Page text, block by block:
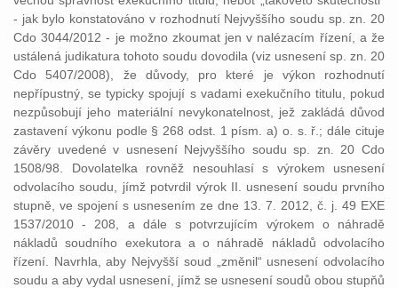
- jak bylo konstatováno v rozhodnutí Nejvyššího soudu sp. zn. 20
Cdo 3044/2012 - je možno zkoumat jen v nalézacím řízení, a že
ustálená judikatura tohoto soudu dovodila (viz usnesení sp. zn. 20
Cdo 5407/2008), že důvody, pro které je výkon rozhodnutí
nepřípustný, se typicky spojují s vadami exekučního titulu, pokud
nezpůsobují jeho materiální nevykonatelnost, jež zakládá důvod
zastavení výkonu podle § 268 odst. 1 písm. a) o. s. ř.; dále cituje
závěry uvedené v usnesení Nejvyššího soudu sp. zn. 20 Cdo
1508/98. Dovolatelka rovněž nesouhlasí s výrokem usnesení
odvolacího soudu, jímž potvrdil výrok II. usnesení soudu prvního
stupně, ve spojení s usnesením ze dne 13. 7. 2012, č. j. 49 EXE
1537/2010 - 208, a dále s potvrzujícím výrokem o náhradě
nákladů soudního exekutora a o náhradě nákladů odvolacího
řízení. Navrhla, aby Nejvyšší soud „změnil“ usnesení odvolacího
soudu a aby vydal usnesení, jímž se usnesení soudů obou stupňů